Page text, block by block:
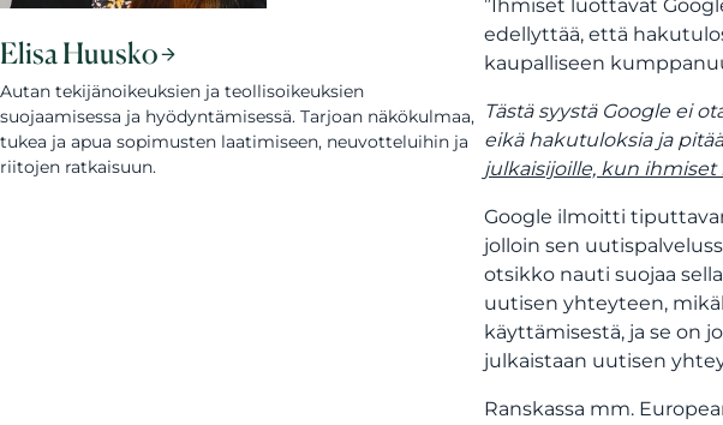
Elisa Huusko
Autan tekijänoikeuksien ja teollisoikeuksien
suojaamisessa ja hyödyntämisessä. Tarjoan näkökulmaa,
tukea ja apua sopimusten laatimiseen, neuvotteluihin ja
riitojen ratkaisuun.
”Ihmiset luottavat
edellyttää, että
kaupalliseen
Tästä syystä Google ei
eikä hakutuloksia ja
julkaisijoille, kun
Google ilmoitti
jolloin sen
otsikko nauti suojaa
uutisen yhteyteen,
käyttämisestä, ja se on
julkaistaan uutisen
Ranskassa mm.